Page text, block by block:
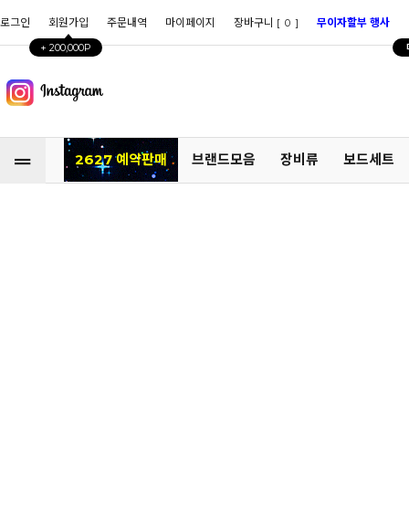
로그인 회원가입
+ 200,000P
주문내역 마이페이지 장바구니 [ 0 ] 무이자할부 행사
2627 예약판매 브랜드모음 장비류 보드세트